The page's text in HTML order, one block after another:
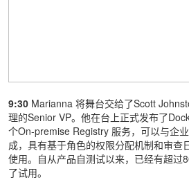
9:30 Marianna 将舞台交给了Scott
理的Senior VP。他在台上正式发布了
个On-premise Registry 服务，可以与企
成，具有基于角色的权限分配机制和审查
使用。自从产品自测试以来，已经有超过
了试用。